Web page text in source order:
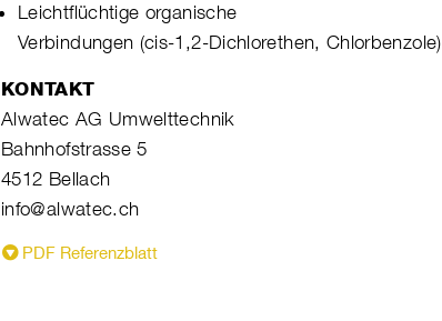
Leichtflüchtige organische
Verbindungen (cis-1,2-Dichlorethen, Chlorbenzole)
KONTAKT
Alwatec AG Umwelttechnik
Bahnhofstrasse 5
4512 Bellach
info@alwatec.ch
PDF Referenzblatt